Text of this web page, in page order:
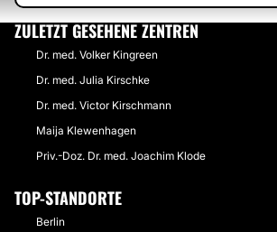
ZULETZT GESEHENE ZENTREN
Dr. med. Volker Kingreen
Dr. med. Julia Kirschke
Dr. med. Victor Kirschmann
Maija Klewenhagen
Priv.-Doz. Dr. med. Joachim Klode
TOP-STANDORTE
Berlin